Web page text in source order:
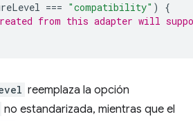
=== "compatibility" )
{
from this adapter will
reemplaza la opción
no estandarizada, mientras que el